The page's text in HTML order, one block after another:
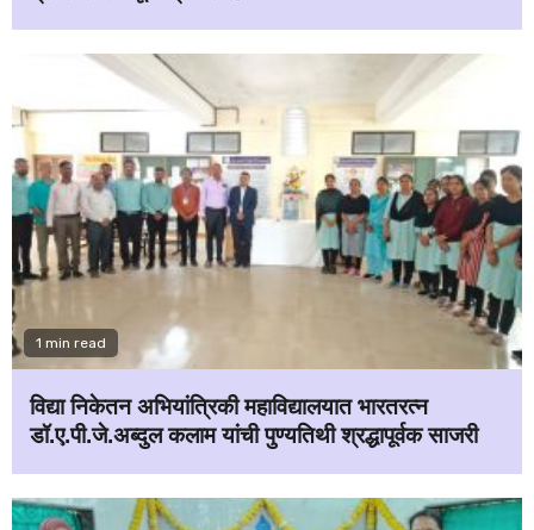
1 min read
विद्या निकेतन अभियांत्रिकी महाविद्यालयात भारतरत्न
डॉ.ए.पी.जे.अब्दुल कलाम यांची पुण्यतिथी श्रद्धापूर्वक साजरी